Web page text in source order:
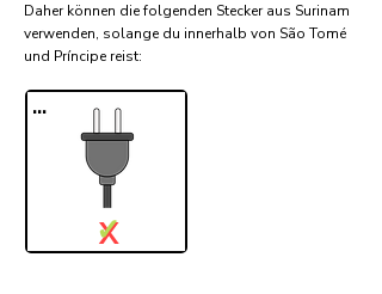
Daher können die folgenden Stecker aus Surinam
verwenden, solange du innerhalb von São Tomé
und Príncipe reist:​
...
X
✓